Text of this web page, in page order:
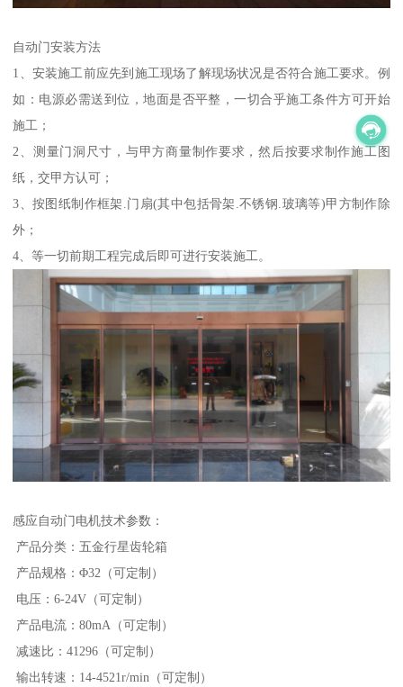
自动门安装方法
1、安装施工前应先到施工现场了解现场状况是否符合施工要求。例
如：电源必需送到位，地面是否平整，一切合乎施工条件方可开始
施工；
2、测量门洞尺寸，与甲方商量制作要求，然后按要求制作施工图
纸，交甲方认可；
3、按图纸制作框架.门扇(其中包括骨架.不锈钢.玻璃等)甲方制作除
外；
4、等一切前期工程完成后即可进行安装施工。
感应自动门电机技术参数：
产品分类：五金行星齿轮箱
产品规格：Φ32（可定制）
电压：6-24V（可定制）
产品电流：80mA（可定制）
减速比：41296（可定制）
输出转速：14-4521r/min（可定制）